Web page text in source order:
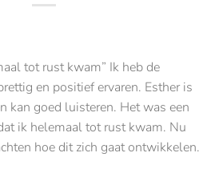
tot rust kwam” Ik heb de
en positief ervaren. Esther is
kan goed luisteren. Het was een
ik helemaal tot rust kwam. Nu
hoe dit zich gaat ontwikkelen.